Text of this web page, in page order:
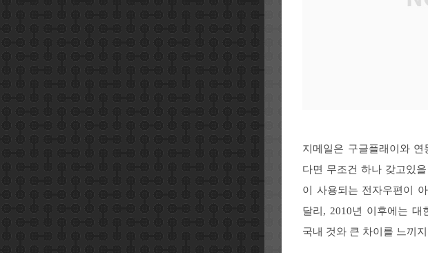
지메일은 구글플래이와
다면 무조건 하나 갖고있
이 사용되는 전자우편이
달리, 2010년 이후에는 대
국내 것와 큰 차이를 느끼